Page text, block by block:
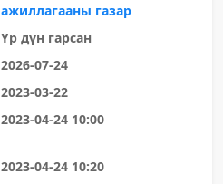
ажиллагааны газар
Үр дүн гарсан
2026-07-24
2023-03-22
2023-04-24 10:00
2023-04-24 10:20